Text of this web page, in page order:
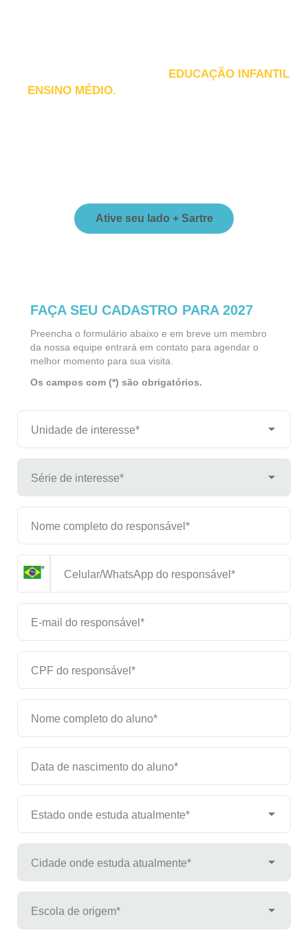
EDUCAÇÃO INFANTIL
ENSINO MÉDIO.
Ative seu lado + Sartre
FAÇA SEU CADASTRO PARA 2027
Preencha o formulário abaixo e em breve um membro
da nossa equipe entrará em contato para agendar o
melhor momento para sua visita.
Os campos com (*) são obrigatórios.